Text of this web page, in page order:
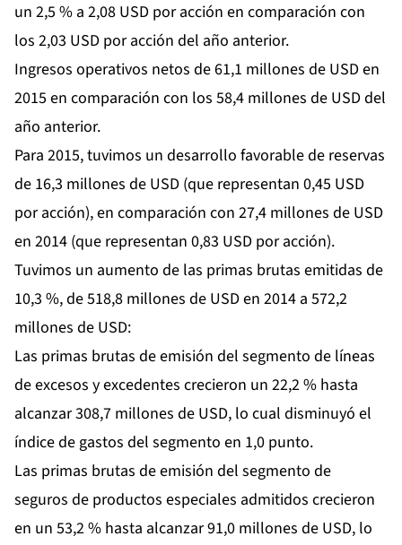
un 2,5 % a 2,08 USD por acción en comparación con
los 2,03 USD por acción del año anterior.
Ingresos operativos netos de 61,1 millones de USD en
2015 en comparación con los 58,4 millones de USD del
año anterior.
Para 2015, tuvimos un desarrollo favorable de reservas
de 16,3 millones de USD (que representan 0,45 USD
por acción), en comparación con 27,4 millones de USD
en 2014 (que representan 0,83 USD por acción).
Tuvimos un aumento de las primas brutas emitidas de
10,3 %, de 518,8 millones de USD en 2014 a 572,2
millones de USD:
Las primas brutas de emisión del segmento de líneas
de excesos y excedentes crecieron un 22,2 % hasta
alcanzar 308,7 millones de USD, lo cual disminuyó el
índice de gastos del segmento en 1,0 punto.
Las primas brutas de emisión del segmento de
seguros de productos especiales admitidos crecieron
en un 53,2 % hasta alcanzar 91,0 millones de USD, lo